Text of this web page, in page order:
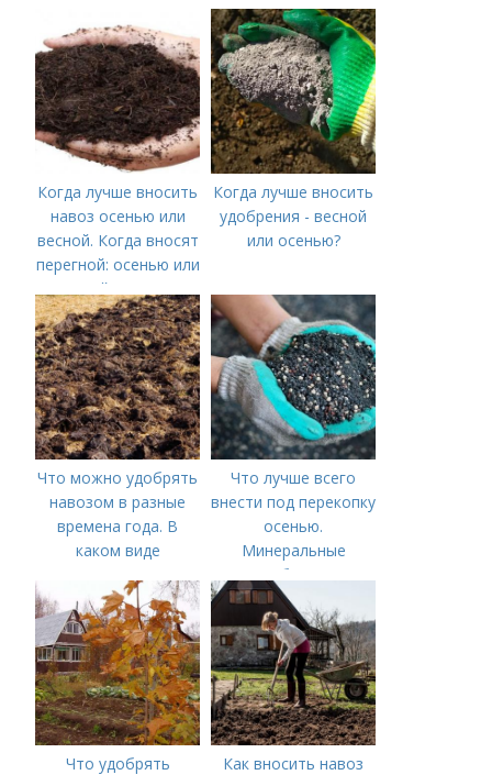
Когда лучше вносить
навоз осенью или
весной. Когда вносят
перегной: осенью или
весной, правила
внесения удобрений
Когда лучше вносить
удобрения - весной
или осенью?
Что можно удобрять
навозом в разные
времена года. В
каком виде
Что лучше всего
внести под перекопку
осенью.
Минеральные
удобрения
Что удобрять
Как вносить навоз